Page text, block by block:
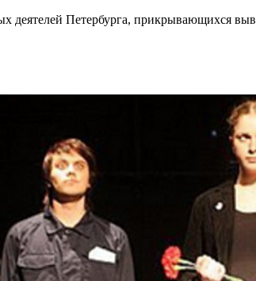
деятелей Петербурга, прикрывающихся